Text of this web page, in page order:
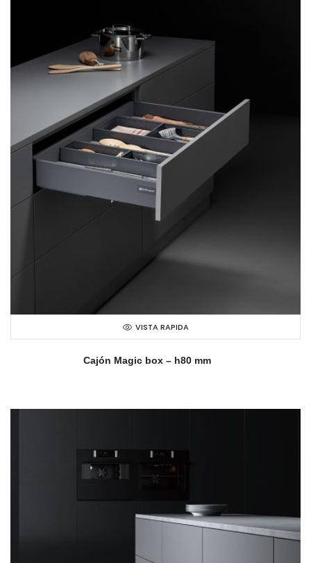
VISTA RAPIDA
Cajón Magic box – h80 mm